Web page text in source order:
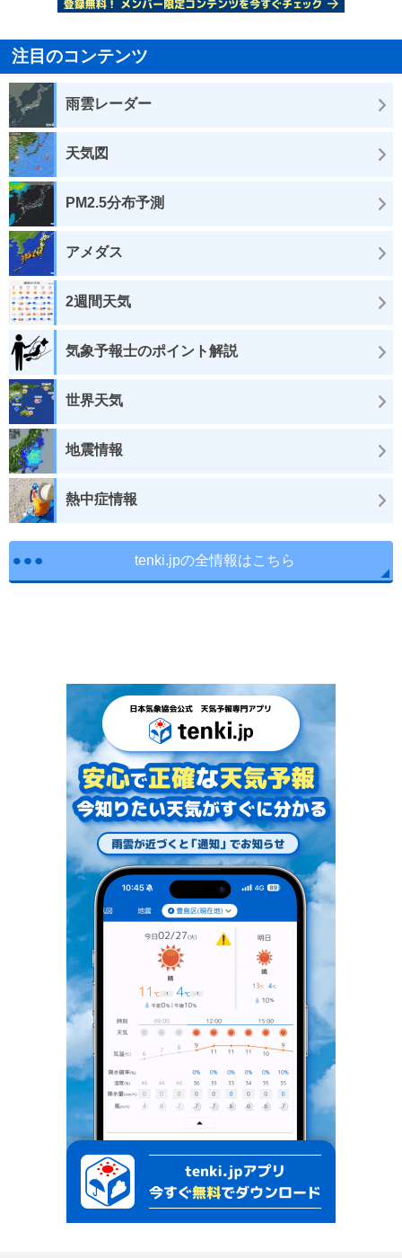
注目のコンテンツ
雨雲レーダー
天気図
PM2.5分布予測
アメダス
2週間天気
気象予報士のポイント解説
世界天気
地震情報
熱中症情報
tenki.jpの全情報はこちら